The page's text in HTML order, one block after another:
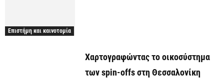
Επιστήμη και καινοτομία
Χαρτογραφώντας το οικοσύστημα
των spin-offs στη Θεσσαλονίκη